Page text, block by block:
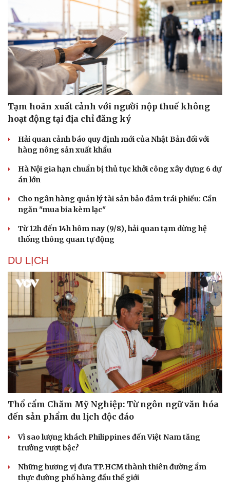
Tư vấn
Săn Tour
check-in
Podcast
Câu chuyện thời sự
Đọc truyện đêm khuya
Cửa sổ tình yêu
Kể chuyện cho bé
Hạt giống tâm hồn
Tạm hoãn xuất cảnh với người nộp thuế không
hoạt động tại địa chỉ đăng ký
Hải quan cảnh báo quy định mới của Nhật Bản đối với
hàng nông sản xuất khẩu
Hà Nội gia hạn chuẩn bị thủ tục khởi công xây dựng 6 dự
án lớn
Cho ngân hàng quản lý tài sản bảo đảm trái phiếu: Cần
ngăn "mua bia kèm lạc"
Từ 12h đến 14h hôm nay (9/8), hải quan tạm dừng hệ
thống thông quan tự động
DU LỊCH
Thổ cẩm Chăm Mỹ Nghiệp: Từ ngôn ngữ văn hóa
đến sản phẩm du lịch độc đáo
Vì sao lượng khách Philippines đến Việt Nam tăng
trưởng vượt bậc?
Những hương vị đưa TP.HCM thành thiên đường ẩm
thực đường phố hàng đầu thế giới